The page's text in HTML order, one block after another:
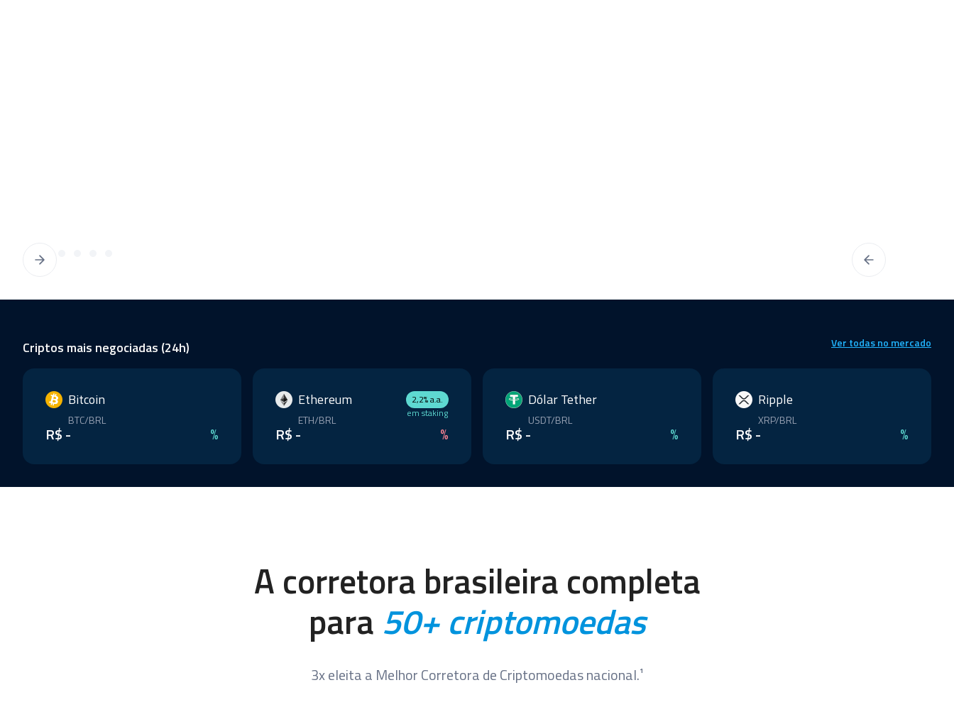
Criptos mais negociadas (24h) Ver todas no mercado
Bitcoin
BTC/BRL
R$ - %
Ethereum
ETH/BRL
2,2% a.a.
em staking
R$ - %
Dólar Tether
USDT/BRL
R$ - %
Ripple
XRP/BRL
R$ - %
A corretora brasileira completa
para 50+ criptomoedas
3x eleita a Melhor Corretora de Criptomoedas nacional.¹